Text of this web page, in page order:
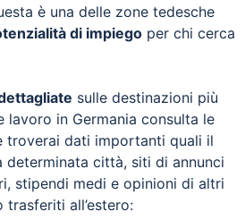
è una delle zone tedesche
di impiego per chi cerca
sulle destinazioni più
in Germania consulta le
troverai dati importanti quali il
determinata città, siti di annunci
stipendi medi e opinioni di altri
trasferiti all’estero: